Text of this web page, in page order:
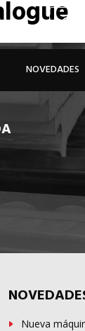
68
NOVEDADES
Nueva